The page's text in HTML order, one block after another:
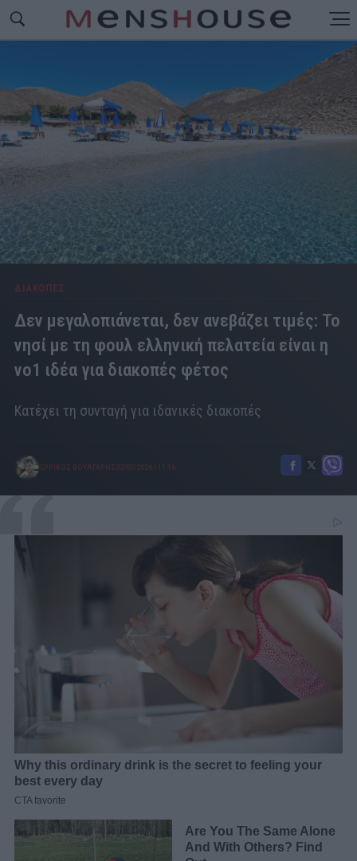
ΔΙΑΚΟΠΕΣ
Δεν μεγαλοπιάνεται, δεν ανεβάζει τιμές: Το
νησί με τη φουλ ελληνική πελατεία είναι η
νο1 ιδέα για διακοπές φέτος
Κατέχει τη συνταγή για ιδανικές διακοπές
ΕΡΡΙΚΟΣ ΒΟΥΛΓΑΡΗΣ 02/07/2026 11:16